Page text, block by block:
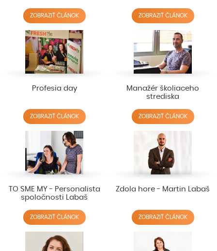
ZOBRAZIŤ ČLÁNOK ZOBRAZIŤ ČLÁNOK
Profesia day
ZOBRAZIŤ ČLÁNOK
Manažér školiaceho
strediska
ZOBRAZIŤ ČLÁNOK
TO SME MY - Personalista
spoločnosti Labaš
ZOBRAZIŤ ČLÁNOK
Zdola hore - Martin Labaš
ZOBRAZIŤ ČLÁNOK